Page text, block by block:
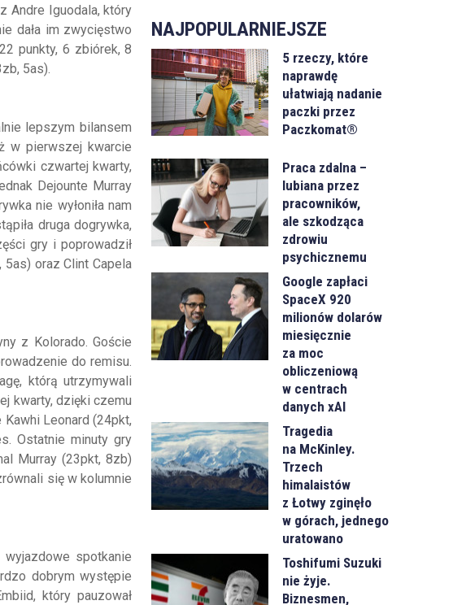
Andre Iguodala, który
dała im zwycięstwo
punkty, 6 zbiórek, 8
5as).
lepszym bilansem
w pierwszej kwarcie
czwartej kwarty,
Dejounte Murray
nie wyłoniła nam
druga dogrywka,
gry i poprowadził
oraz Clint Capela
z Kolorado. Goście
do remisu.
którą utrzymywali
kwarty, dzięki czemu
Leonard (24pkt,
Ostatnie minuty gry
Murray (23pkt, 8zb)
się w kolumnie
spotkanie
dobrym występie
który pauzował
NAJPOPULARNIEJSZE
5 rzeczy, które
naprawdę
ułatwiają nadanie
paczki przez
Paczkomat®
Praca zdalna –
lubiana przez
pracowników,
ale szkodząca
zdrowiu
psychicznemu
Google zapłaci
SpaceX 920
milionów dolarów
miesięcznie
za moc
obliczeniową
w centrach
danych xAI
Tragedia
na McKinley.
Trzech
himalaistów
z Łotwy zginęło
w górach, jednego
uratowano
Toshifumi Suzuki
nie żyje.
Biznesmen,